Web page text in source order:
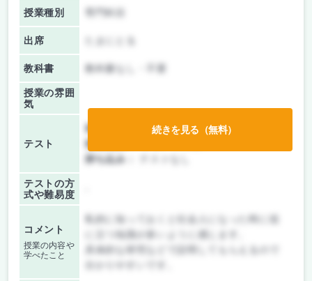
授業種別
出席
教科書 教科書なし・不要
授業の雰囲
気
テスト
前期/中間：
レポートのみ
後期/期末：
持ち込み：
テストの方
式や難易度
コメント
授業の内容や
学べたこと
私的に知っておくと社会人になった時に役
に立つ知識が多いように感じます。
具体的な研究などで説明してもらえるので
続きを見る（無料）